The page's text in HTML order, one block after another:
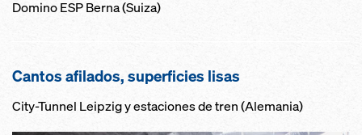
Domino ESP Berna (Suiza)
Cantos afilados, superficies lisas
City-Tunnel Leipzig y estaciones de tren (Alemania)